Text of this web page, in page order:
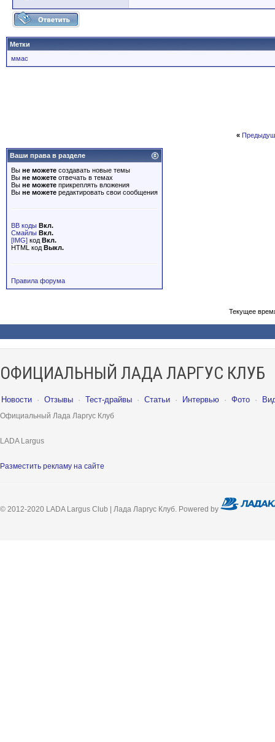
Метки
ммас
«
Ваши права в разделе
Вы не можете создавать новые темы
Вы не можете отвечать в темах
Вы не можете прикреплять вложения
Вы не можете редактировать свои сообщения
BB коды Вкл.
Смайлы Вкл.
[IMG] код Вкл.
HTML код Выкл.
Правила форума
Текущее
ОФИЦИАЛЬНЫЙ ЛАДА ЛАРГУС КЛУБ
Новости · Отзывы · Тест-драйвы · Статьи · Интервью · Фото ·
Официальный Лада Ларгус Клуб
LADA Largus
Разместить рекламу на сайте
© 2012-2020 LADA Largus Club | Лада Ларгус Клуб. Powered by